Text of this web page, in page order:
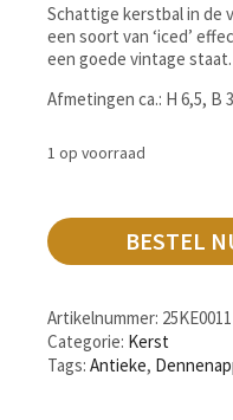
Schattige kerstbal in de
een soort van ‘iced’
een goede vintage staat.
Afmetingen ca.: H 6,5, B
1 op voorraad
BESTEL
Artikelnummer: 25KE0011
Categorie: Kerst
Tags: Antieke,